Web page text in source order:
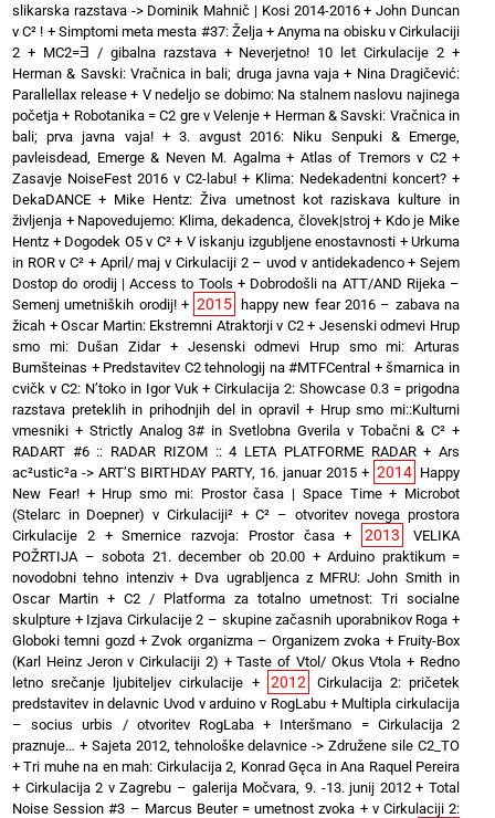
slikarska razstava -> Dominik Mahnič | Kosi 2014-2016+John Duncan
v C² ! + Simptomi meta mesta #37: Želja+Anyma na obisku v Cirkulaciji
2 + MC2=Ǝ / gibalna razstava+ Neverjetno! 10 let Cirkulacije 2 +
Herman & Savski: Vračnica in bali; druga javna vaja + Nina Dragičević:
Parallellax release+ V nedeljo se dobimo: Na stalnem naslovu najinega
početja + Robotanika = C2 gre v Velenje + Herman & Savski: Vračnica in
bali; prva javna vaja!+ 3. avgust 2016: Niku Senpuki & Emerge,
pavleisdead, Emerge & Neven M. Agalma+ Atlas of Tremors v C2+
Zasavje NoiseFest 2016 v C2-labu! + Klima: Nedekadentni koncert? +
DekaDANCE + Mike Hentz: Živa umetnost kot raziskava kulture in
življenja + Napovedujemo: Klima, dekadenca, človek|stroj+ Kdo je Mike
Hentz + Dogodek O5 v C²+ V iskanju izgubljene enostavnosti + Urkuma
in ROR v C² + April/ maj v Cirkulaciji 2 – uvod v antidekadenco+Sejem
Dostop do orodij | Access to Tools + Dobrodošli na ATT/AND Rijeka –
Semenj umetniških orodij!+ 2015
happy new fear 2016 – zabava na
žicah +Oscar Martin: Ekstremni Atraktorji v C2+ Jesenski odmevi Hrup
smo mi: Dušan Zidar+ Jesenski odmevi Hrup smo mi: Arturas
Bumšteinas + Predstavitev C2 tehnologij na #MTFCentral +šmarnica in
cvičk v C2: N’toko in Igor Vuk +Cirkulacija 2: Showcase 0.3 = prigodna
razstava preteklih in prihodnjih del in opravil + Hrup smo mi::Kulturni
vmesniki + Strictly Analog 3# in Svetlobna Gverila v Tobačni & C² +
RADART #6 :: RADAR RIZOM :: 4 LETA PLATFORME RADAR+Ars
ac²ustic²a -> ART’S BIRTHDAY PARTY, 16. januar 2015 + 2014 Happy
New Fear!+ Hrup smo mi: Prostor časa | Space Time+ Microbot
(Stelarc in Doepner) v Cirkulaciji²+C² – otvoritev novega prostora
Cirkulacije 2+Smernice razvoja: Prostor časa+ 2013
VELIKA
POŽRTIJA – sobota 21. december ob 20.00 + Arduino praktikum =
novodobni tehno intenziv+ Dva ugrabljenca z MFRU: John Smith in
Oscar Martin + C2 / Platforma za totalno umetnost: Tri socialne
skulpture + Izjava Cirkulacije 2 – skupine začasnih uporabnikov Roga +
Globoki temni gozd +Zvok organizma – Organizem zvoka + Fruity-Box
(Karl Heinz Jeron v Cirkulaciji 2) +Taste of Vtol/ Okus Vtola + Redno
letno srečanje ljubiteljev cirkulacije + 2012
Cirkulacija 2: pričetek
predstavitev in delavnic Uvod v arduino v RogLabu+ Multipla cirkulacija
– socius urbis / otvoritev RogLaba + Interšmano = Cirkulacija 2
praznuje… + Sajeta 2012, tehnološke delavnice -> Združene sile C2_TO
+Tri muhe na en mah: Cirkulacija 2, Konrad Gęca in Ana Raquel Pereira
+ Cirkulacija 2 v Zagrebu – galerija Močvara, 9. -13. junij 2012+Total
Noise Session #3 – Marcus Beuter = umetnost zvoka + v Cirkulaciji 2: